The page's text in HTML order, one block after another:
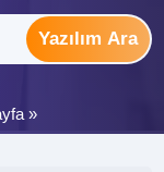
Yazılım Ara
»